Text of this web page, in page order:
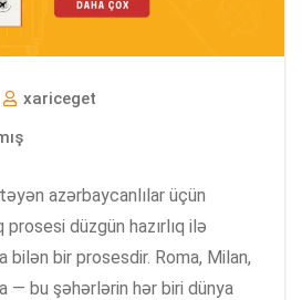
xariceget
azərbaycanlılar üçün
prosesi düzgün hazırlıq ilə
bilən bir prosesdir. Roma, Milan,
— bu şəhərlərin hər biri dünya